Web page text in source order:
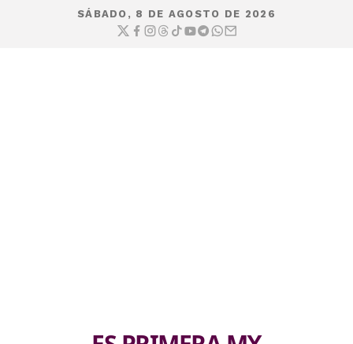
SÁBADO, 8 DE AGOSTO DE 2026